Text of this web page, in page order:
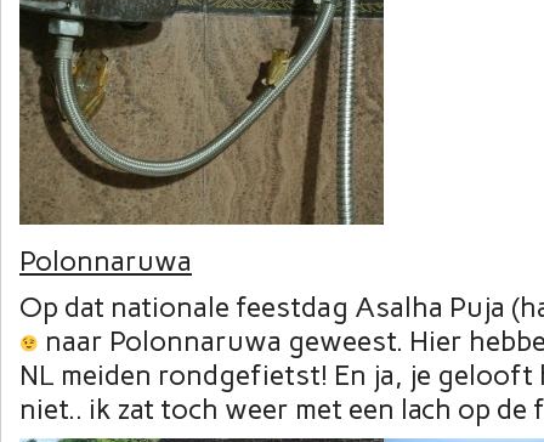
Polonnaruwa
Op dat nationale feestdag Asalha Puja
naar Polonnaruwa geweest. Hier
NL meiden rondgefietst! En ja, je gelooft
niet.. ik zat toch weer met een lach op de